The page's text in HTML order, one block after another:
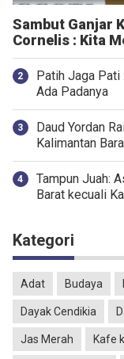
Sambut Ganjar
Cornelis : Kita
Patih Jaga Pati
Ada Padanya
Daud Yordan
Kalimantan
Tampun Juah:
Barat kecuali
Kategori
Adat Budaya
Dayak Cendikia
Jas Merah Kafe